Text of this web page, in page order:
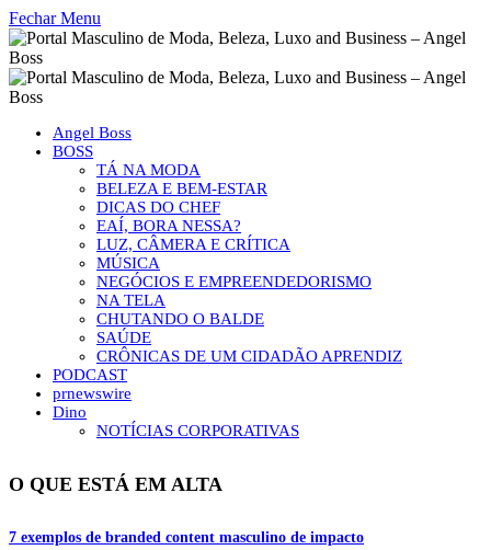
Fechar Menu
Angel Boss
BOSS
TÁ NA MODA
BELEZA E BEM-ESTAR
DICAS DO CHEF
EAÍ, BORA NESSA?
LUZ, CÂMERA E CRÍTICA
MÚSICA
NEGÓCIOS E EMPREENDEDORISMO
NA TELA
CHUTANDO O BALDE
SAÚDE
CRÔNICAS DE UM CIDADÃO APRENDIZ
PODCAST
prnewswire
Dino
NOTÍCIAS CORPORATIVAS
O QUE ESTÁ EM ALTA
7 exemplos de branded content masculino de impacto